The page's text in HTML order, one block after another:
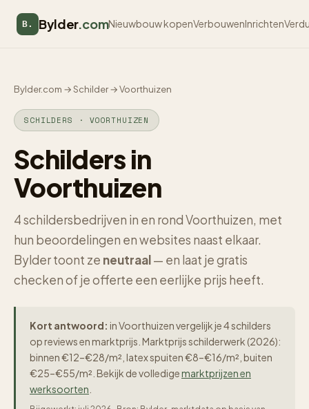
B. Bylder.comNieuwbouw kopenVerbouwenInrichten
Bylder.com →Schilder→Voorthuizen
SCHILDERS · VOORTHUIZEN
Schilders in
Voorthuizen
4 schildersbedrijven in en rond Voorthuizen, met
hun beoordelingen en websites naast elkaar.
Bylder toont ze neutraal— en laat je gratis
checken of je offerte een eerlijke prijs heeft.
Kort antwoord: in Voorthuizen vergelijk je 4 schilders
op reviews en marktprijs. Marktprijs schilderwerk (2026):
binnen €12–€28/m², latex spuiten €8–€16/m², buiten
€25–€55/m². Bekijk de volledigemarktprijzen en
werksoorten